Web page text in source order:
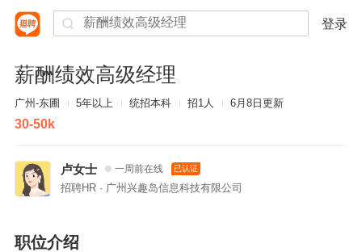
登录
薪酬绩效高级经理
广州-东圃 5年以上 统招本科 招1人 6月8日更新
30-50k
卢女士 一周前在线 已认证
招聘HR · 广州兴趣岛信息科技有限公司
职位介绍